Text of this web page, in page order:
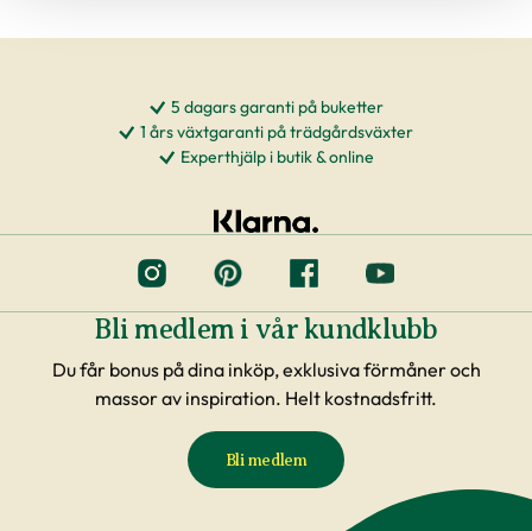
5 dagars garanti på buketter
1 års växtgaranti på trädgårdsväxter
Experthjälp i butik & online
Bli medlem i vår kundklubb
Du får bonus på dina inköp, exklusiva förmåner och
massor av inspiration. Helt kostnadsfritt.
Bli medlem